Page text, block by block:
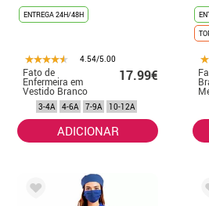
ENTREGA 24H/48H
4.54/5.00
Fato de
Enfermeira em
Vestido Branco
para menina
17.99€
3-4A 4-6A 7-9A 10-12A
ADICIONAR